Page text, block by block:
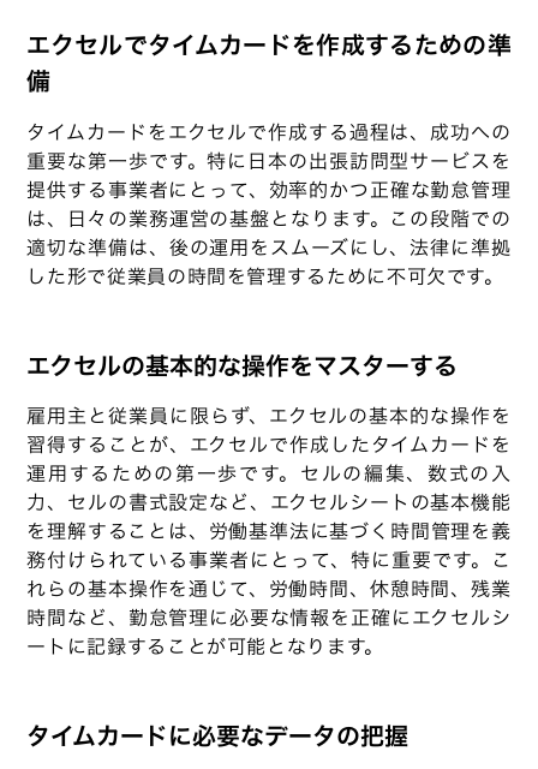
エクセルでタイムカードを作成するための準
備
タイムカードをエクセルで作成する過程は、成功への
重要な第一歩です。特に日本の出張訪問型サービスを
提供する事業者にとって、効率的かつ正確な勤怠管理
は、日々の業務運営の基盤となります。この段階での
適切な準備は、後の運用をスムーズにし、法律に準拠
した形で従業員の時間を管理するために不可欠です。
エクセルの基本的な操作をマスターする
雇用主と従業員に限らず、エクセルの基本的な操作を
習得することが、エクセルで作成したタイムカードを
運用するための第一歩です。セルの編集、数式の入
力、セルの書式設定など、エクセルシートの基本機能
を理解することは、労働基準法に基づく時間管理を義
務付けられている事業者にとって、特に重要です。こ
れらの基本操作を通じて、労働時間、休憩時間、残業
時間など、勤怠管理に必要な情報を正確にエクセルシ
ートに記録することが可能となります。
タイムカードに必要なデータの把握